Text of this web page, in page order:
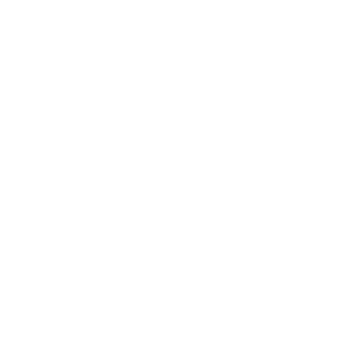
です。
ありません。
です。